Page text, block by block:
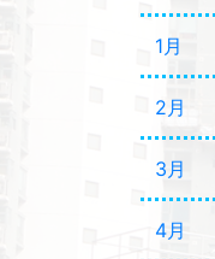
1月
2月
3月
4月